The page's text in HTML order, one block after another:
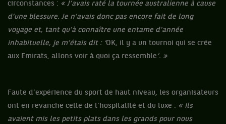
circonstances : « J’avais raté la tournée australienne à cause
d’une blessure. Je n’avais donc pas encore fait de long
voyage et, tant qu’à connaître une entame d’année
inhabituelle, je m’étais dit : ‘OK, il y a un tournoi qui se crée
aux Emirats, allons voir à quoi ça ressemble ’. »
Faute d’expérience du sport de haut niveau, les organisateurs
ont en revanche celle de l’hospitalité et du luxe : « Ils
avaient mis les petits plats dans les grands pour nous